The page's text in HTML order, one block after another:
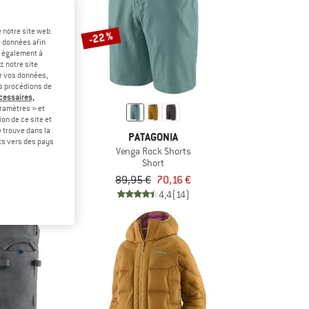
-22 %
PATAGONIA
Venga Rock Shorts
Short
89,95 € 70,16 €
4,4(14)
site web.
afin
à
notre site
données,
procédions de
» et
de ce site et
trouve dans la
vers des pays